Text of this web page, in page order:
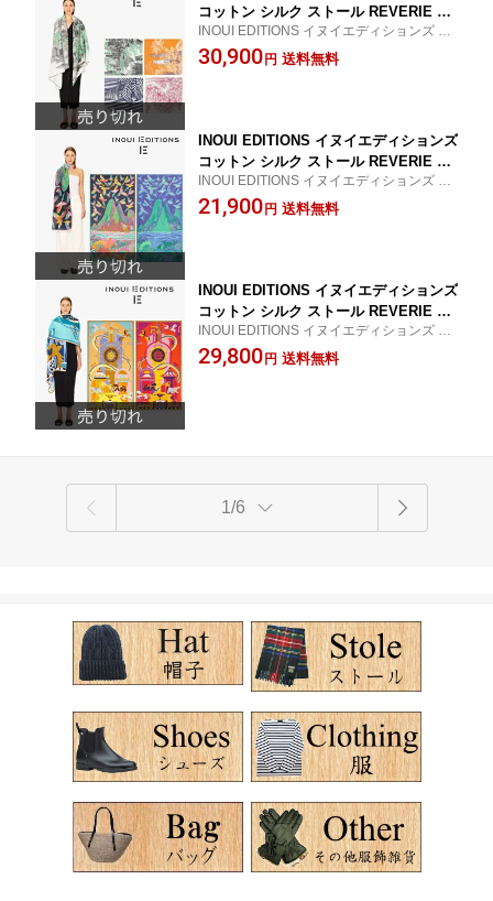
コットン シルク ストール REVERIE ス
カーフ COTTON inouitoosh イヌイト
ゥーシュ 春夏 2025SS プレゼント ギフ
INOUI EDITIONS イヌイエディションズ 20
25SS ストール
30,900 円 送料無料
INOUI EDITIONS イヌイエディションズ
コットン シルク ストール REVERIE ス
カーフ COTTON inouitoosh イヌイト
ゥーシュ 春夏 2025SS プレゼント ギフ
INOUI EDITIONS イヌイエディションズ 20
25SS ストール
21,900 円 送料無料
INOUI EDITIONS イヌイエディションズ
コットン シルク ストール REVERIE ス
カーフ COTTON inouitoosh イヌイト
ゥーシュ 春夏 2025SS プレゼント ギフ
INOUI EDITIONS イヌイエディションズ 20
25SS ストール
29,800 円 送料無料
1/6